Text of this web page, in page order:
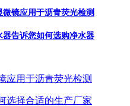
镜应用于沥青荧光检测
器告诉您如何选购净水器
应用于沥青荧光检测
选择合适的生产厂家